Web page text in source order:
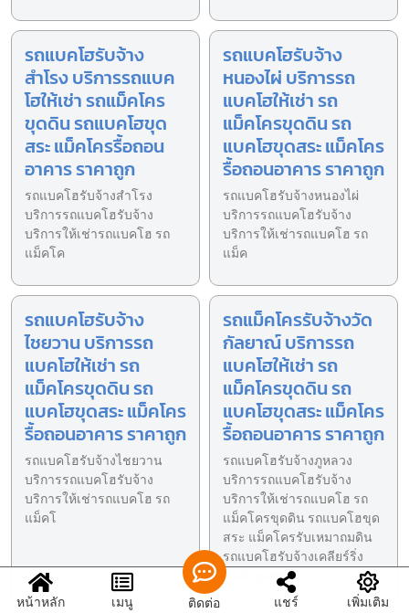
รถแบคโฮรับจ้าง
สำโรง บริการรถแบค
โฮให้เช่า รถแม็คโคร
ขุดดิน รถแบคโฮขุด
สระ แม็คโครรื้อถอน
อาคาร ราคาถูก
รถแบคโฮรับจ้างสำโรง
บริการรถแบคโฮรับจ้าง
บริการให้เช่ารถแบคโฮ รถ
แม็คโค
รถแบคโฮรับจ้าง
หนองไผ่ บริการรถ
แบคโฮให้เช่า รถ
แม็คโครขุดดิน รถ
แบคโฮขุดสระ แม็คโคร
รื้อถอนอาคาร ราคาถูก
รถแบคโฮรับจ้างหนองไผ่
บริการรถแบคโฮรับจ้าง
บริการให้เช่ารถแบคโฮ รถ
แม็ค
รถแบคโฮรับจ้าง
ไชยวาน บริการรถ
แบคโฮให้เช่า รถ
แม็คโครขุดดิน รถ
แบคโฮขุดสระ แม็คโคร
รื้อถอนอาคาร ราคาถูก
รถแบคโฮรับจ้างไชยวาน
บริการรถแบคโฮรับจ้าง
บริการให้เช่ารถแบคโฮ รถ
แม็คโ
รถแม็คโครรับจ้างวัด
กัลยาณ์ บริการรถ
แบคโฮให้เช่า รถ
แม็คโครขุดดิน รถ
แบคโฮขุดสระ แม็คโคร
รื้อถอนอาคาร ราคาถูก
รถแบคโฮรับจ้างภูหลวง
บริการรถแบคโฮรับจ้าง
บริการให้เช่ารถแบคโฮ รถ
แม็คโครขุดดิน รถแบคโฮขุด
สระ แม็คโครรับเหมาถมดิน
รถแบคโฮรับจ้างเคลียร์ริ่ง
พื้นที่ ขุดฟุตติ้ง
หน้าหลัก
เมนู ติดต่อ แชร์ เพิ่มเติม